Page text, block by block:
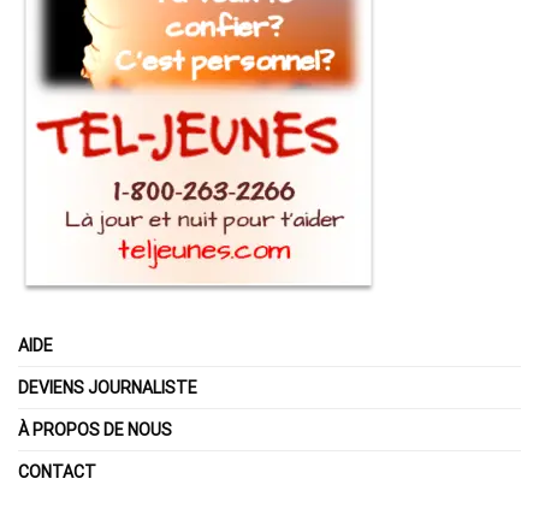
AIDE
DEVIENS JOURNALISTE
À PROPOS DE NOUS
CONTACT